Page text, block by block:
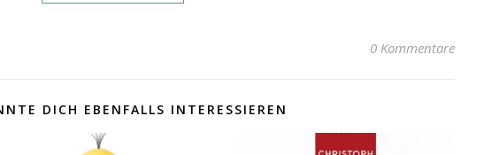
0 Kommentare
DICH EBENFALLS INTERESSIEREN